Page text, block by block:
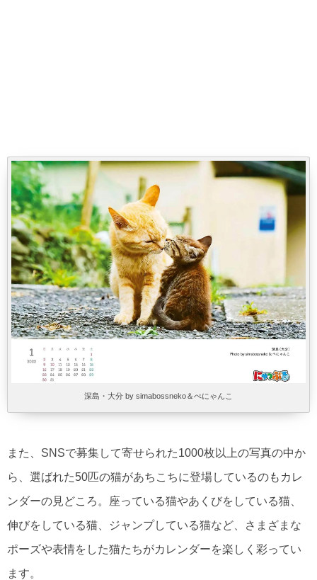
深島・大分 by simabossneko＆ぺにゃんこ
また、SNSで募集して寄せられた1000枚以上の写真の中か
ら、選ばれた50匹の猫があちこちに登場しているのもカレ
ンダーの見どころ。座っている猫やあくびをしている猫、
伸びをしている猫、ジャンプしている猫など、さまざまな
ポーズや表情をした猫たちがカレンダーを楽しく彩ってい
ます。